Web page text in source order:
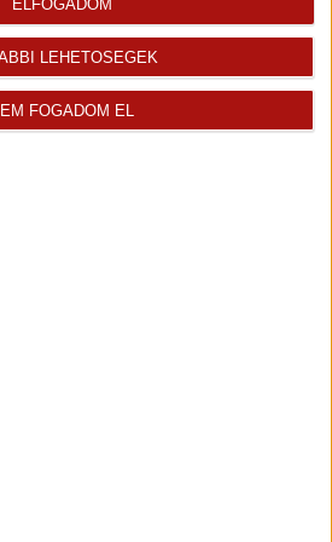
LEHETŐSÉGEK
FOGADOM EL
ELFOGADOM